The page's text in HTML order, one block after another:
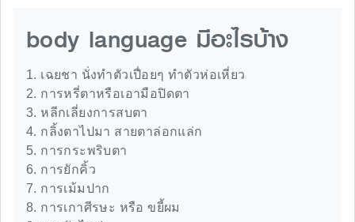
body language มีอะไรบ้าง
1. เฉยชา นั่งทำตัวเปื่อยๆ ทำตัวห่อเหี่ยว
2. การหรี่ตาหรือเอามือปิดตา
3. หลีกเลี่ยงการสบตา
4. กลิ้งตาไปมา สายตาล่อกแล่ก
5. การกระพริบตา
6. การยักคิ้ว
7. การเม้มปาก
8. การเกาศีรษะ หรือ ขยี้ผม